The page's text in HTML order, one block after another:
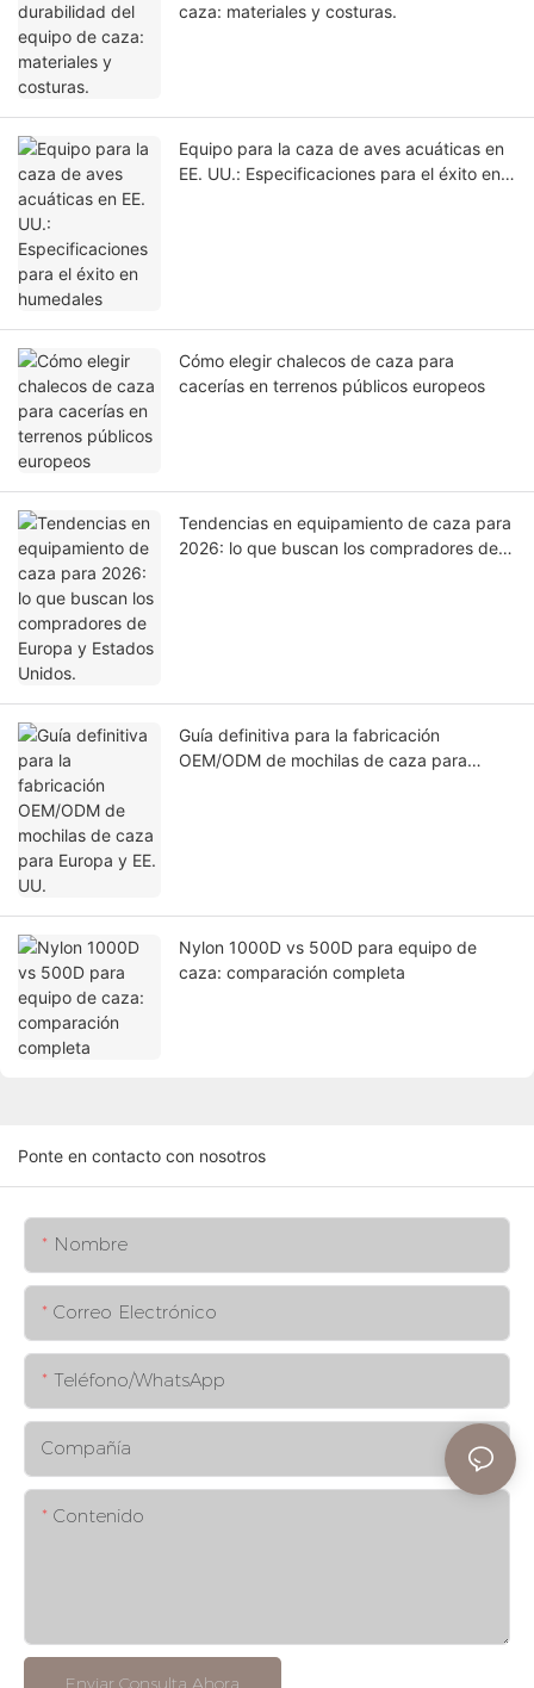
caza: materiales y costuras.
Equipo para la caza de aves acuáticas en
EE. UU.: Especificaciones para el éxito en
Cómo elegir chalecos de caza para
cacerías en terrenos públicos europeos
Tendencias en equipamiento de caza para
2026: lo que buscan los compradores de
Guía definitiva para la fabricación
OEM/ODM de mochilas de caza para
Nylon 1000D vs 500D para equipo de
caza: comparación completa
Ponte en contacto con nosotros
Nombre
Correo Electrónico
Teléfono/WhatsApp
Compañía
Contenido
Enviar Consulta Ahora